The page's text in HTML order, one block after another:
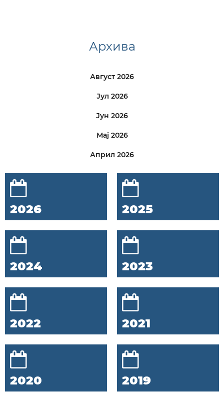
Архива
Август 2026
Јул 2026
Јун 2026
Мај 2026
Април 2026
2026 2025
2024 2023
2022 2021
2020 2019